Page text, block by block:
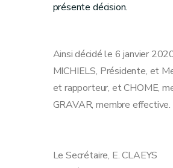
présente décision.
Ainsi décidé le 6 janvier
MICHIELS, Présidente, et
et rapporteur, et CHOME,
GRAVAR, membre effective.
Le Secrétaire, E. CLAEYS